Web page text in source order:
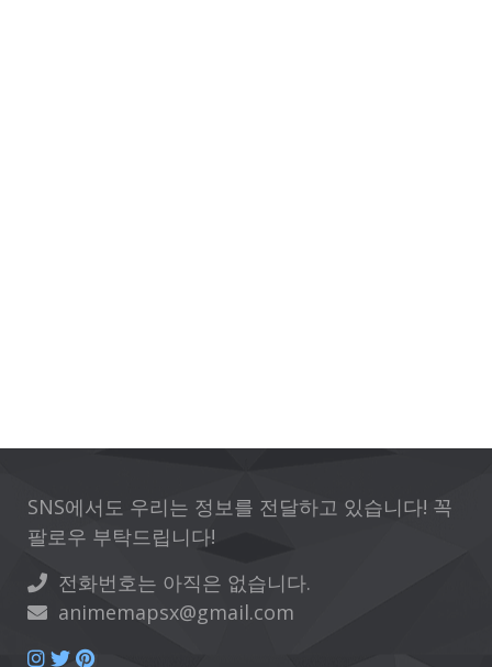
SNS에서도 우리는 정보를 전달하고 있습니다! 꼭
팔로우 부탁드립니다!
전화번호는 아직은 없습니다.
animemapsx@gmail.com